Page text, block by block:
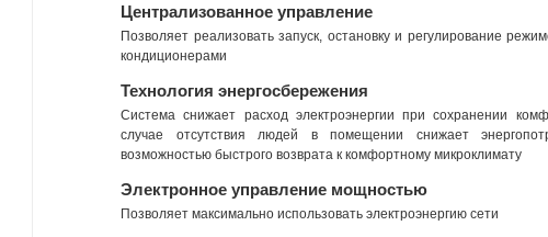
Централизованное управление
Позволяет реализовать запуск, остановку и регулирование
кондиционерами
Технология энергосбережения
Система снижает расход электроэнергии при сохранении
случае отсутствия людей в помещении снижает
возможностью быстрого возврата к комфортному микроклимату
Электронное управление мощностью
Позволяет максимально использовать электроэнергию сети